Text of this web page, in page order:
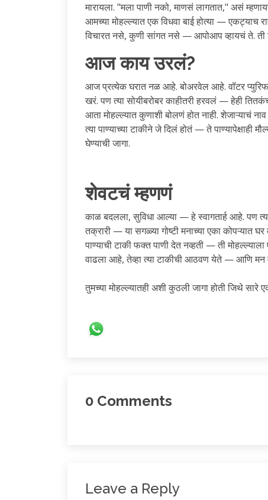
मारायला. "मला पाणी नको, माणसं लागतात," असं
आमच्या मोहल्ल्यात एक विधवा बाई होत्या — एकट्याच
विचारत नसे, कुणी सांगत नसे — आपोआप व्हायचं ते. ती
आज काय उरलं?
आज प्रत्येक घरात नळ आहे. बोअरवेल आहे. वॉटर
खरं. पण त्या सोयीबरोबर काहीतरी हरवलं — हेही
आता मोहल्ल्यात कुणाशी बोलणं होत नाही. शेजाऱ्याचं
त्या पाण्याच्या टाकीने जे दिलं होतं — ते पाण्यापेक्षाही
घेण्याची जागा.
शेवटचं म्हणणं
काळ बदलला, सुविधा आल्या — हे स्वागतार्ह आहे. पण
तक्रारी — या सगळ्या गोष्टी मनाच्या एका कोपऱ्यात
पाण्याची टाकी फक्त पाणी देत नव्हती — ती
वाढला आहे, तेव्हा त्या टाकीची आठवण येते — आणि मन
तुमच्या मोहल्ल्यातही अशी कुठली जागा होती जिथे
0 Comments
Leave a Reply